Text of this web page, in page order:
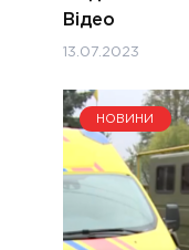
Відео
13.07.2023
НОВИНИ